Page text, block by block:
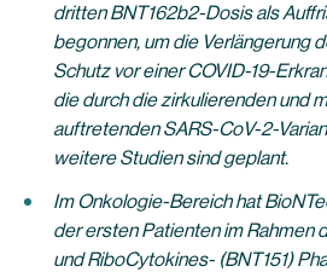
dritten BNT162b2-Dosis als
begonnen, um die Verlängerung
Schutz vor einer COVID-19-
die durch die zirkulierenden und
auftretenden SARS-CoV-2-
weitere Studien sind geplant.
Im Onkologie-Bereich hat
der ersten Patienten im Rahmen
und RiboCytokines- (BNT151)